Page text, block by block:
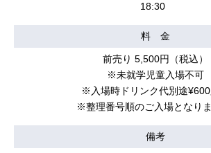
18:30
料 金
前売り 5,500円（税込）
※未就学児童入場不可
※入場時ドリンク代別途
※整理番号順のご入場となり
備考